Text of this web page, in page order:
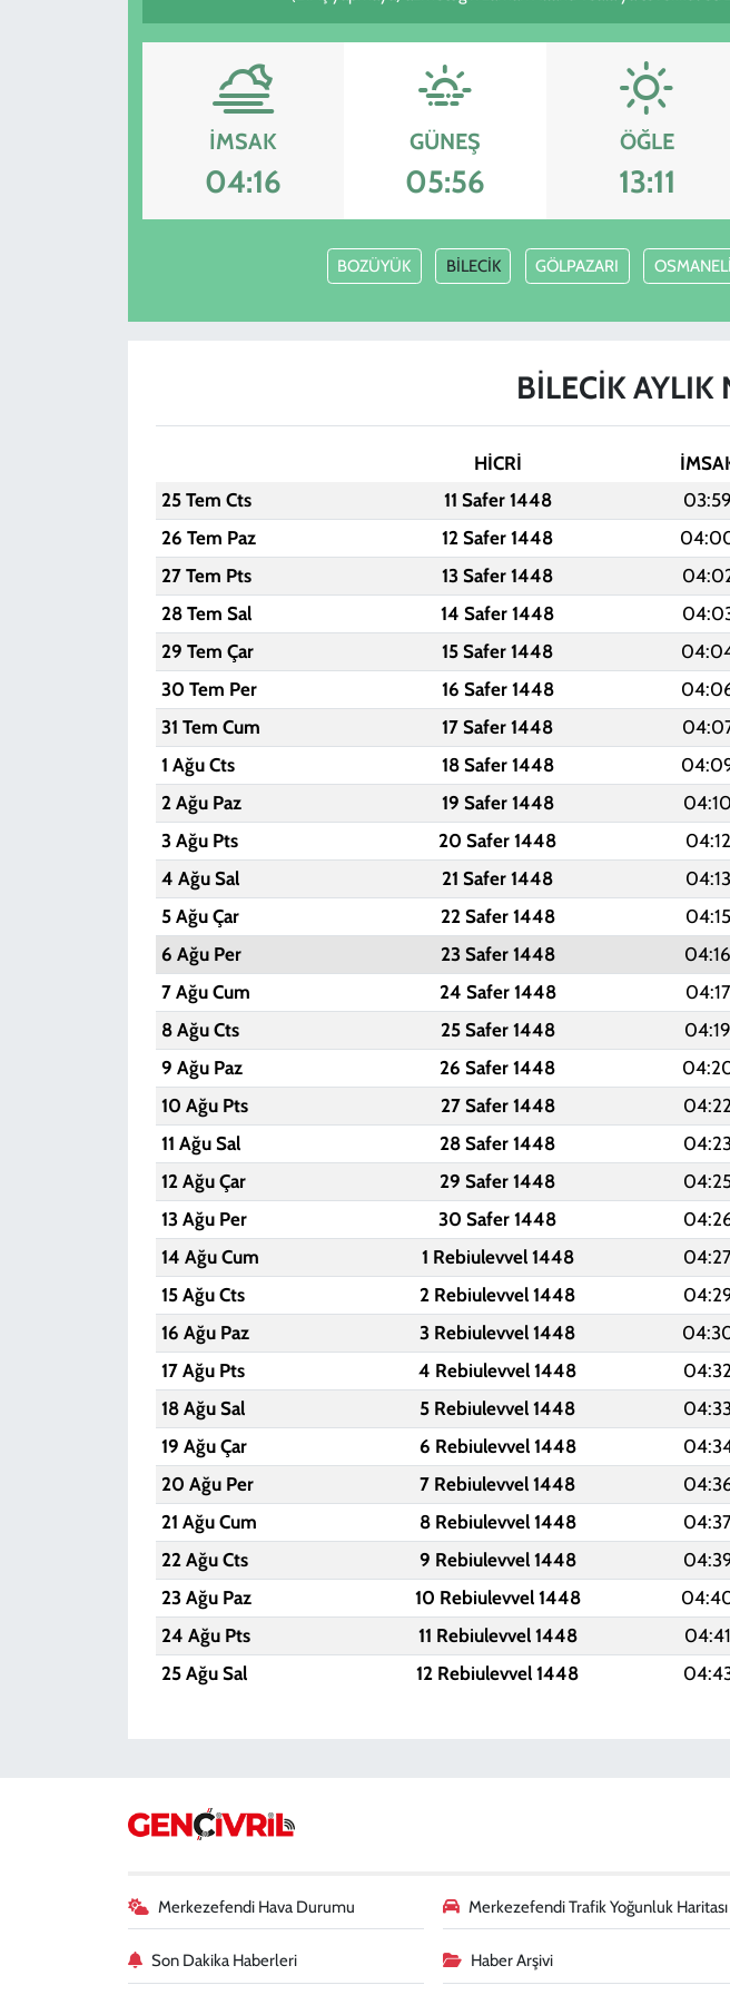
İMSAK
04:16
GÜNEŞ
05:56
ÖĞLE
13:11
BOZÜYÜK BİLECİK GÖLPAZARI OSMANELİ
BİLECİK AYLIK
HİCRİ
25 Tem Cts
11 Safer 1448 03:59
26 Tem Paz
12 Safer 1448
27 Tem Pts
13 Safer 1448
28 Tem Sal
14 Safer 1448
29 Tem Çar
15 Safer 1448
30 Tem Per
16 Safer 1448
31 Tem Cum
17 Safer 1448
1 Ağu Cts
18 Safer 1448
2 Ağu Paz
19 Safer 1448 04:10
3 Ağu Pts
20 Safer 1448 04:12
4 Ağu Sal
21 Safer 1448 04:13
5 Ağu Çar
22 Safer 1448 04:15
6 Ağu Per
23 Safer 1448 04:16
7 Ağu Cum
24 Safer 1448 04:17
8 Ağu Cts
25 Safer 1448 04:19
9 Ağu Paz
26 Safer 1448
10 Ağu Pts
27 Safer 1448 04:22
11 Ağu Sal
28 Safer 1448
12 Ağu Çar
29 Safer 1448
13 Ağu Per
30 Safer 1448
14 Ağu Cum
1 Rebiulevvel 1448
15 Ağu Cts
2 Rebiulevvel 1448
16 Ağu Paz
3 Rebiulevvel 1448
17 Ağu Pts
4 Rebiulevvel 1448 04:32
18 Ağu Sal
5 Rebiulevvel 1448
19 Ağu Çar
6 Rebiulevvel 1448
20 Ağu Per
7 Rebiulevvel 1448
21 Ağu Cum
8 Rebiulevvel 1448
22 Ağu Cts
9 Rebiulevvel 1448
23 Ağu Paz
10 Rebiulevvel 1448
24 Ağu Pts
11 Rebiulevvel 1448 04:41
25 Ağu Sal
12 Rebiulevvel 1448
Merkezefendi Hava Durumu Merkezefendi Trafik Yoğunluk Haritası
Son Dakika Haberleri Haber Arşivi